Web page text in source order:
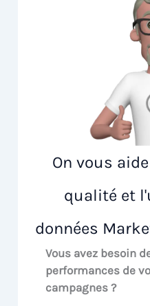
On vous
qualité et
données
Vous avez besoin
performances de
campagnes ?